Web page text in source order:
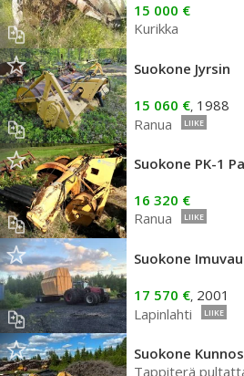
15 000 €
Kurikka
Suokone Jyrsin
15 060 €, 1988
Ranua
LIIKE
Suokone PK-1
16 320 €
Ranua
LIIKE
Suokone
17 570 €, 2001
Lapinlahti
LIIKE
Suokone
Tappiterä